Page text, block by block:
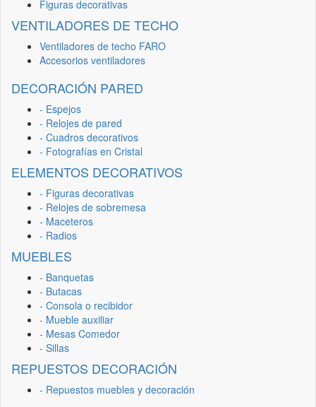
Figuras decorativas
VENTILADORES DE TECHO
Ventiladores de techo FARO
Accesorios ventiladores
DECORACIÓN PARED
- Espejos
- Relojes de pared
- Cuadros decorativos
- Fotografías en Cristal
ELEMENTOS DECORATIVOS
- Figuras decorativas
- Relojes de sobremesa
- Maceteros
- Radios
MUEBLES
- Banquetas
- Butacas
- Consola o recibidor
- Mueble auxiliar
- Mesas Comedor
- Sillas
REPUESTOS DECORACIÓN
- Repuestos muebles y decoración